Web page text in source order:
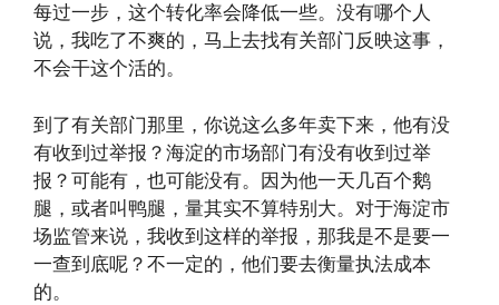
每过一步，这个转化率会降低一些。没有哪个人
说，我吃了不爽的，马上去找有关部门反映这事，
不会干这个活的。
到了有关部门那里，你说这么多年卖下来，他有没
有收到过举报？海淀的市场部门有没有收到过举
报？可能有，也可能没有。因为他一天几百个鹅
腿，或者叫鸭腿，量其实不算特别大。对于海淀市
场监管来说，我收到这样的举报，那我是不是要一
一查到底呢？不一定的，他们要去衡量执法成本
的。